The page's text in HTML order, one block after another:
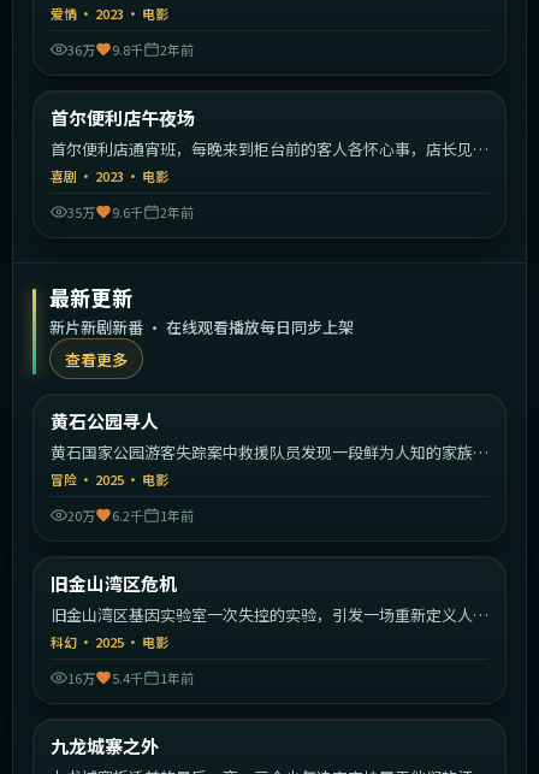
爱情 · 2023 · 电影
36万
9.8千 2年前
热门
首尔便利店午夜场
首尔便利店通宵班，每晚来到柜台前的客人各怀心事，店长见证
人间百态。
喜剧 · 2023 · 电影
35万
9.6千 2年前
最新更新
新片新剧新番 · 在线观看播放每日同步上架
查看更多
最新
黄石公园寻人
黄石国家公园游客失踪案中救援队员发现一段鲜为人知的家族秘
密。
冒险 · 2025 · 电影
20万
6.2千 1年前
最新
旧金山湾区危机
旧金山湾区基因实验室一次失控的实验，引发一场重新定义人类
的危机。
科幻 · 2025 · 电影
16万
5.4千 1年前
最新
九龙城寨之外